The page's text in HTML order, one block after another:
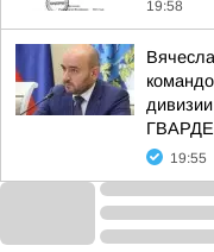
19:58
19:55